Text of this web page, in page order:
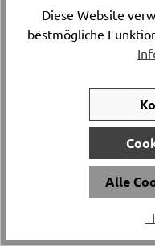
Versand &
ca. 160 cm
100% Baumwolle
Diese Website
bestmögliche
Alle
-